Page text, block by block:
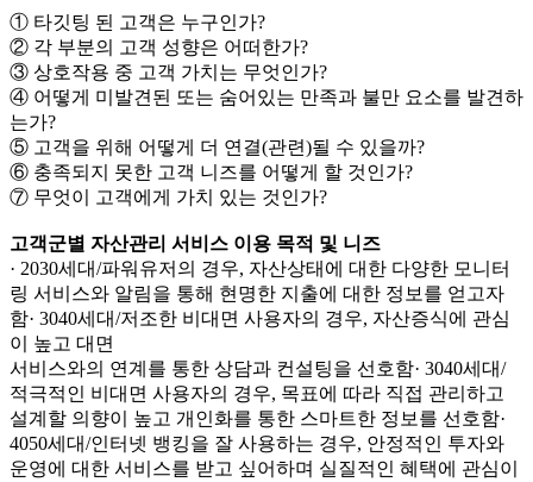
① 타깃팅 된 고객은 누구인가?
② 각 부분의 고객 성향은 어떠한가?
③ 상호작용 중 고객 가치는 무엇인가?
④ 어떻게 미발견된 또는 숨어있는 만족과 불만 요소를 발견하
는가?
⑤ 고객을 위해 어떻게 더 연결(관련)될 수 있을까?
⑥ 충족되지 못한 고객 니즈를 어떻게 할 것인가?
⑦ 무엇이 고객에게 가치 있는 것인가?
고객군별 자산관리 서비스 이용 목적 및 니즈
· 2030세대/파워유저의 경우, 자산상태에 대한 다양한 모니터
링 서비스와 알림을 통해 현명한 지출에 대한 정보를 얻고자
함· 3040세대/저조한 비대면 사용자의 경우, 자산증식에 관심
이 높고 대면
서비스와의 연계를 통한 상담과 컨설팅을 선호함· 3040세대/
적극적인 비대면 사용자의 경우, 목표에 따라 직접 관리하고
설계할 의향이 높고 개인화를 통한 스마트한 정보를 선호함·
4050세대/인터넷 뱅킹을 잘 사용하는 경우, 안정적인 투자와
운영에 대한 서비스를 받고 싶어하며 실질적인 혜택에 관심이